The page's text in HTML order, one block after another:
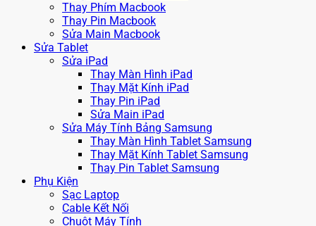
Thay Phím Macbook
Thay Pin Macbook
Sửa Main Macbook
Sửa Tablet
Sửa iPad
Thay Màn Hình iPad
Thay Mặt Kính iPad
Thay Pin iPad
Sửa Main iPad
Sửa Máy Tính Bảng Samsung
Thay Màn Hình Tablet Samsung
Thay Mặt Kính Tablet Samsung
Thay Pin Tablet Samsung
Phụ Kiện
Sạc Laptop
Cable Kết Nối
Chuột Máy Tính